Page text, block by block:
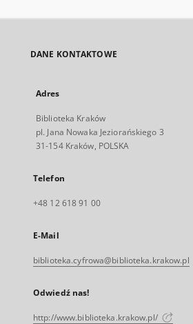
DANE KONTAKTOWE
Adres
Biblioteka Kraków
pl. Jana Nowaka Jeziorańskiego 3
31-154 Kraków, POLSKA
Telefon
+48 12 618 91 00
E-Mail
biblioteka.cyfrowa@biblioteka.krakow.pl
Odwiedź nas!
http://www.biblioteka.krakow.pl/